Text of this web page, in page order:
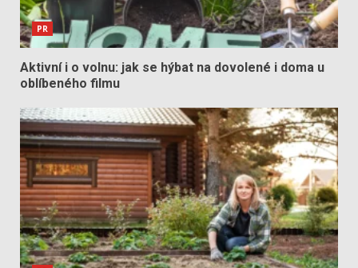
PR
Aktivní i o volnu: jak se hýbat na dovolené i doma u
oblíbeného filmu